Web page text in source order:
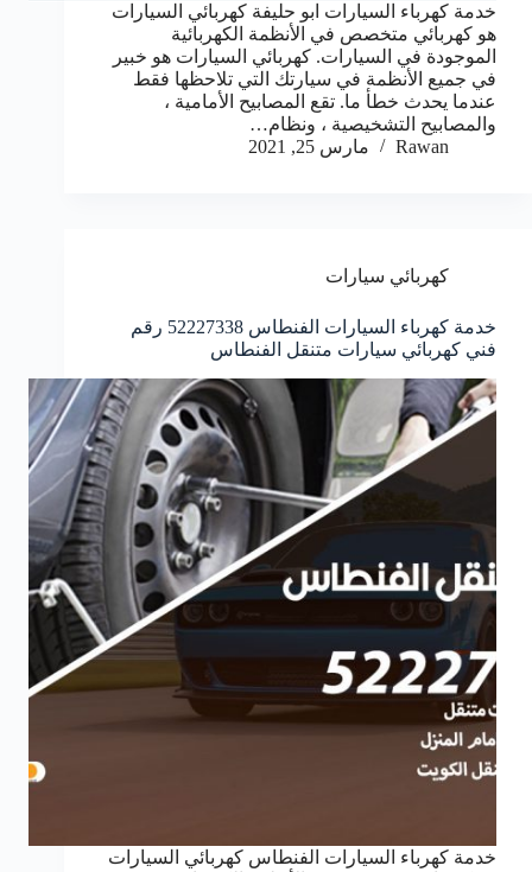
خدمة كهرباء السيارات ابو حليفة كهربائي السيارات
هو كهربائي متخصص في الأنظمة الكهربائية
الموجودة في السيارات. كهربائي السيارات هو خبير
في جميع الأنظمة في سيارتك التي تلاحظها فقط
عندما يحدث خطأ ما. تقع المصابيح الأمامية ،
والمصابيح التشخيصية ، ونظام…
Rawan
مارس 25, 2021
كهربائي سيارات
خدمة كهرباء السيارات الفنطاس 52227338 رقم
فني كهربائي سيارات متنقل الفنطاس
خدمة كهرباء السيارات الفنطاس كهربائي السيارات